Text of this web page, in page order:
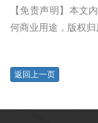
【免责声明】本文
何商业用途，版权归
返回上一页